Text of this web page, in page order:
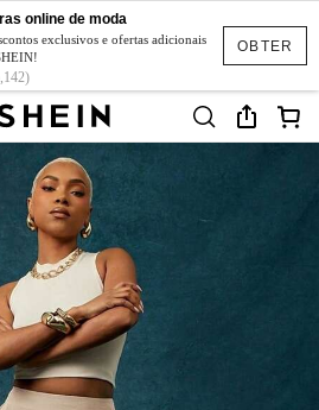
OBTER
online de moda
exclusivos e ofertas adicionais